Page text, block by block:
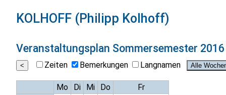
KOLHOFF (Philipp Kolhoff)
Veranstaltungsplan Sommersemester 2016
Zeiten Bemerkungen Langnamen
Mo Di Mi Do
Fr